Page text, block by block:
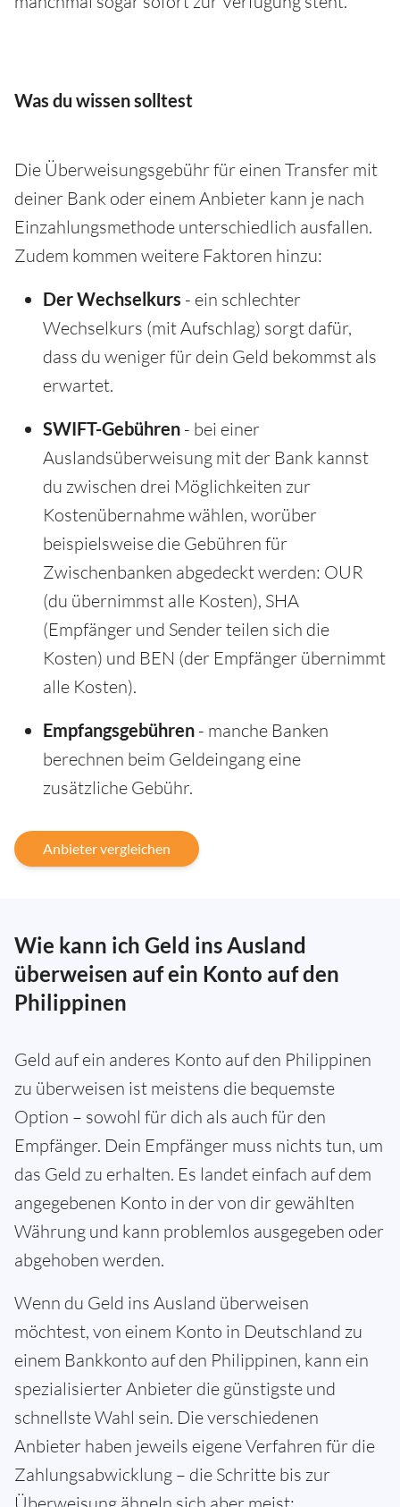
Was du wissen solltest
Die Überweisungsgebühr für einen Transfer mit
deiner Bank oder einem Anbieter kann je nach
Einzahlungsmethode unterschiedlich ausfallen.
Zudem kommen weitere Faktoren hinzu:
Der Wechselkurs - ein schlechter
Wechselkurs (mit Aufschlag) sorgt dafür,
dass du weniger für dein Geld bekommst als
erwartet.
SWIFT-Gebühren - bei einer
Auslandsüberweisung mit der Bank kannst
du zwischen drei Möglichkeiten zur
Kostenübernahme wählen, worüber
beispielsweise die Gebühren für
Zwischenbanken abgedeckt werden: OUR
(du übernimmst alle Kosten), SHA
(Empfänger und Sender teilen sich die
Kosten) und BEN (der Empfänger übernimmt
alle Kosten).
Empfangsgebühren - manche Banken
berechnen beim Geldeingang eine
zusätzliche Gebühr.
Anbieter vergleichen
Wie kann ich Geld ins Ausland
überweisen auf ein Konto auf den
Philippinen
Geld auf ein anderes Konto auf den Philippinen
zu überweisen ist meistens die bequemste
Option – sowohl für dich als auch für den
Empfänger. Dein Empfänger muss nichts tun, um
das Geld zu erhalten. Es landet einfach auf dem
angegebenen Konto in der von dir gewählten
Währung und kann problemlos ausgegeben oder
abgehoben werden.
Wenn du Geld ins Ausland überweisen
möchtest, von einem Konto in Deutschland zu
einem Bankkonto auf den Philippinen, kann ein
spezialisierter Anbieter die günstigste und
schnellste Wahl sein. Die verschiedenen
Anbieter haben jeweils eigene Verfahren für die
Zahlungsabwicklung – die Schritte bis zur